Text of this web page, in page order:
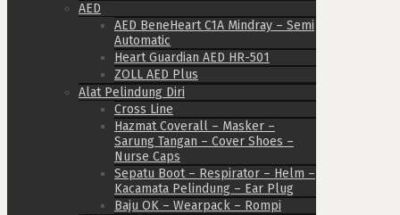
AED
AED BeneHeart C1A Mindray – Semi
Automatic
Heart Guardian AED HR-501
ZOLL AED Plus
Alat Pelindung Diri
Cross Line
Hazmat Coverall – Masker –
Sarung Tangan – Cover Shoes –
Nurse Caps
Sepatu Boot – Respirator – Helm –
Kacamata Pelindung – Ear Plug
Baju OK – Wearpack – Rompi